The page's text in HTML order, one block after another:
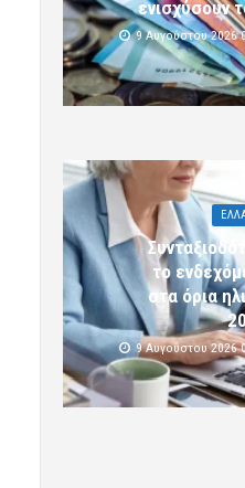
ενισχύσουν
9 Αυγούστου 2026
το
στα όρια
9 Αυγούστου 2026